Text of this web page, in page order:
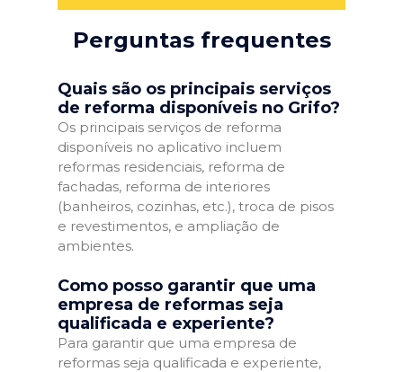
Perguntas frequentes
Quais são os principais serviços
de reforma disponíveis no Grifo?
Os principais serviços de reforma
disponíveis no aplicativo incluem
reformas residenciais, reforma de
fachadas, reforma de interiores
(banheiros, cozinhas, etc.), troca de pisos
e revestimentos, e ampliação de
ambientes.
Como posso garantir que uma
empresa de reformas seja
qualificada e experiente?
Para garantir que uma empresa de
reformas seja qualificada e experiente,